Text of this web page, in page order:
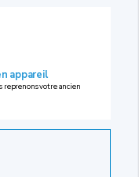
appareil
reprenons votre ancien